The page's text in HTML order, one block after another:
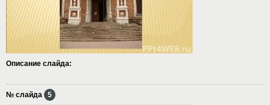
Описание слайда:
№ слайда 5